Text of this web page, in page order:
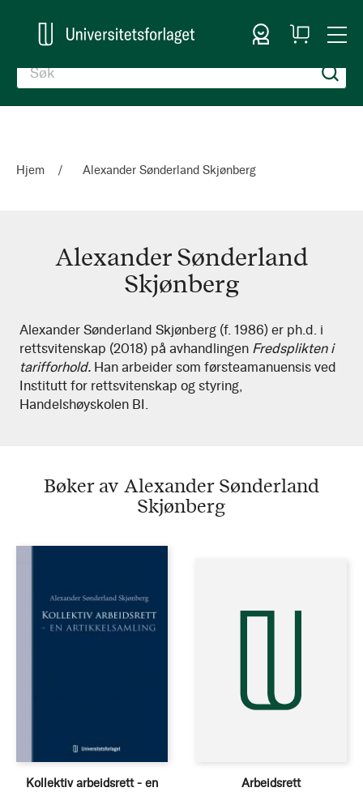
Logg inn
Handlekurv
Hjem Alexander Sønderland Skjønberg
Alexander Sønderland
Skjønberg
Alexander
Sønderland
Skjønberg
Alexander Sønderland Skjønberg (f. 1986) er ph.d. i
rettsvitenskap (2018) på avhandlingen Fredsplikten i
tarifforhold. Han arbeider som førsteamanuensis ved
Institutt for rettsvitenskap og styring,
Handelshøyskolen BI.
Bøker av Alexander Sønderland
Skjønberg
Kollektiv arbeidsrett - en
Arbeidsrett